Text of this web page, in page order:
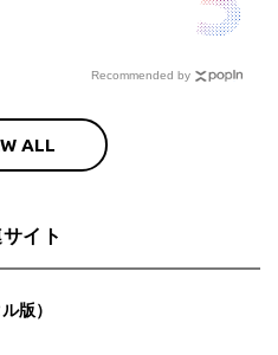
Recommended by
ALL
イト
版）